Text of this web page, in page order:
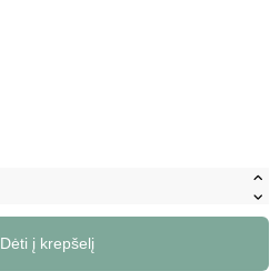
Dėti į krepšelį